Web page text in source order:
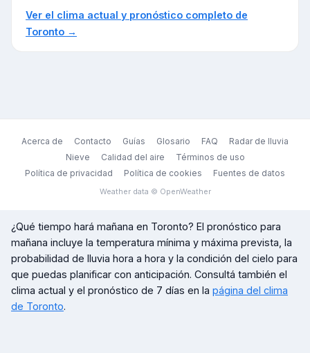
Ver el clima actual y pronóstico completo de
Toronto →
Acerca de Contacto Guías Glosario FAQ
Radar de lluvia
Nieve
Calidad del aire
Términos de uso
Política de privacidad
Política de cookies Fuentes de datos
Weather data © OpenWeather
¿Qué tiempo hará mañana en Toronto? El pronóstico para
mañana incluye la temperatura mínima y máxima prevista, la
probabilidad de lluvia hora a hora y la condición del cielo para
que puedas planificar con anticipación. Consultá también el
clima actual y el pronóstico de 7 días en la página del clima
de Toronto.